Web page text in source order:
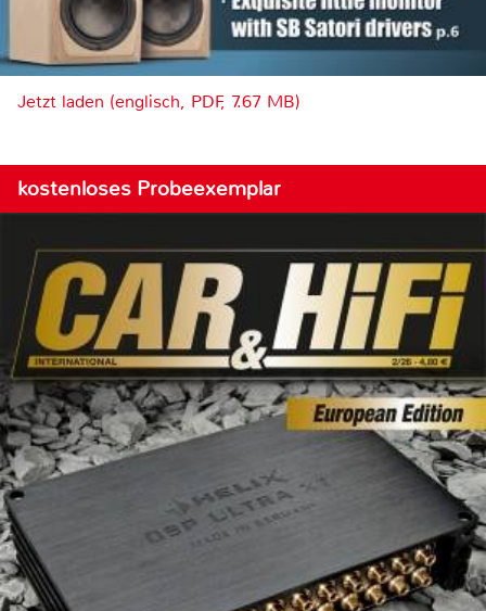
Jetzt laden (englisch, PDF, 7.67 MB)
kostenloses Probeexemplar